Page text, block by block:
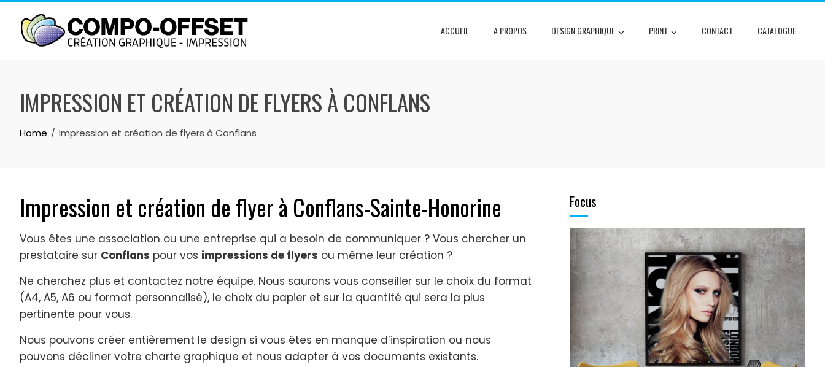
Skip
content
ACCUEIL A PROPOS DESIGN GRAPHIQUE PRINT CONTACT CATALOGUE
IMPRESSION ET CRÉATION DE FLYERS À CONFLANS
Home Impression et création de flyers à Conflans
Impression et création de flyer à Conflans-Sainte-Honorine
Vous êtes une association ou une entreprise qui a besoin de communiquer ? Vous chercher un
prestataire sur Conflans pour vos impressions de flyers ou même leur création ?
Ne cherchez plus et contactez notre équipe. Nous saurons vous conseiller sur le choix du format
(A4, A5, A6 ou format personnalisé), le choix du papier et sur la quantité qui sera la plus
pertinente pour vous.
Nous pouvons créer entièrement le design si vous êtes en manque d’inspiration ou nous
pouvons décliner votre charte graphique et nous adapter à vos documents existants.
Focus